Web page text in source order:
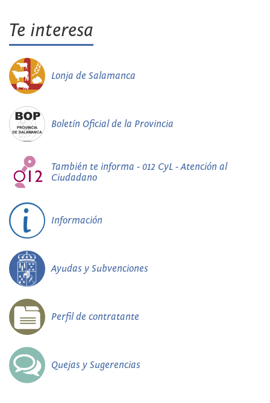
Te interesa
Lonja de Salamanca
Boletín Oficial de la Provincia
También te informa - 012 CyL - Atención al
Ciudadano
Información
Ayudas y Subvenciones
Perfil de contratante
Quejas y Sugerencias